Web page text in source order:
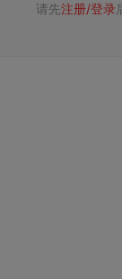
请先注册/登录